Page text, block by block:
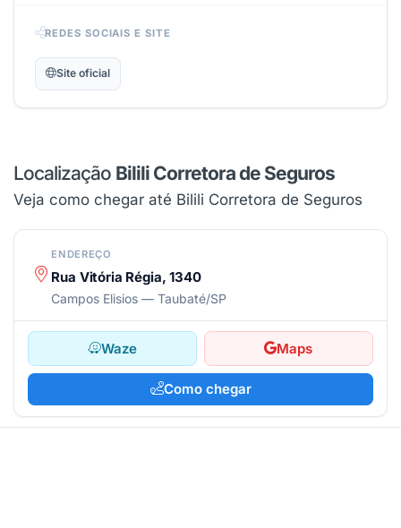
REDES SOCIAIS E SITE
Site oficial
Localização Bilili Corretora de Seguros
Veja como chegar até Bilili Corretora de Seguros
ENDEREÇO
Rua Vitória Régia, 1340
Campos Elisios — Taubaté/SP
Waze Maps
Como chegar